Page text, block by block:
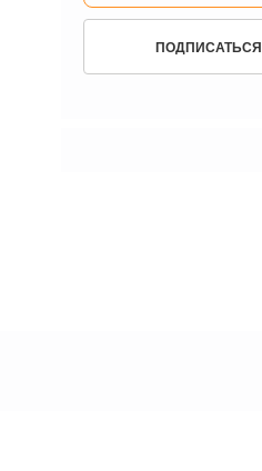
ПОДПИСАТЬСЯ